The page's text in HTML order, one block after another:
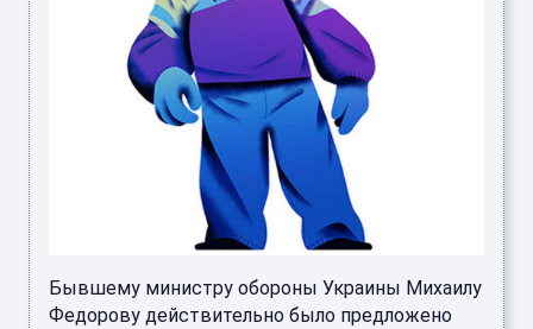
Бывшему министру обороны Украины Михаилу
Федорову действительно было предложено